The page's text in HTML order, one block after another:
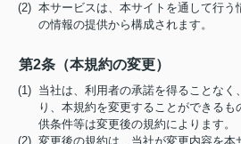
(2) 本サービスは、本サイトを通して行う
の情報の提供から構成されます。
第2条（本規約の変更）
(1) 当社は、利用者の承諾を得ることなく
り、本規約を変更することができる
供条件等は変更後の規約によります。
(2) 変更後の規約は、当社が変更内容を本